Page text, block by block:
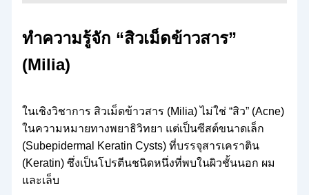
ทำความรู้จัก “สิวเม็ดข้าวสาร”
(Milia)
ในเชิงวิชาการ สิวเม็ดข้าวสาร (Milia) ไม่ใช่ “สิว” (Acne)
ในความหมายทางพยาธิวิทยา แต่เป็นซีสต์ขนาดเล็ก
(Subepidermal Keratin Cysts) ที่บรรจุสารเคราติน
(Keratin) ซึ่งเป็นโปรตีนชนิดหนึ่งที่พบในผิวชั้นนอก ผม
และเล็บ